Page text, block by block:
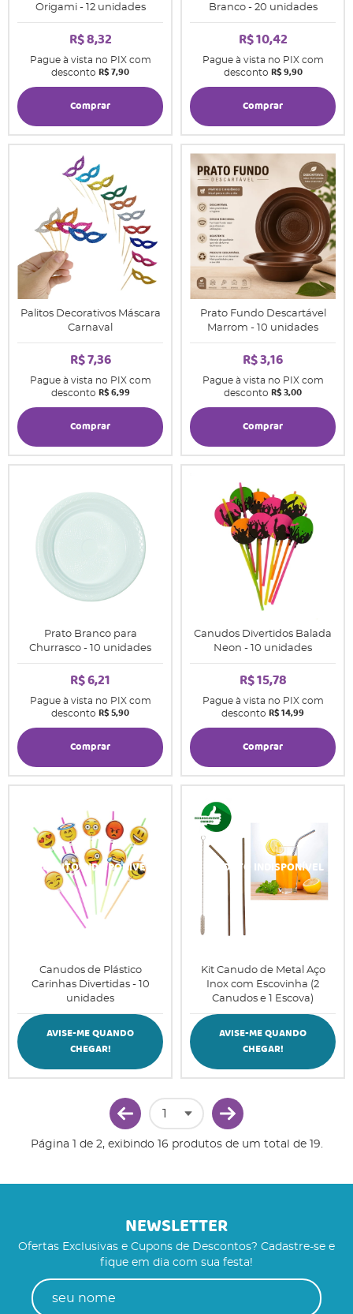
Origami - 12 unidades
R$ 8,32
Pague à vista no PIX com
desconto R$ 7,90
Comprar
Branco - 20 unidades
R$ 10,42
Pague à vista no PIX com
desconto R$ 9,90
Comprar
Palitos Decorativos Máscara
Carnaval
R$ 7,36
Pague à vista no PIX com
desconto R$ 6,99
Comprar
Prato Fundo Descartável
Marrom - 10 unidades
R$ 3,16
Pague à vista no PIX com
desconto R$ 3,00
Comprar
Prato Branco para
Churrasco - 10 unidades
R$ 6,21
Pague à vista no PIX com
desconto R$ 5,90
Comprar
Canudos Divertidos Balada
Neon - 10 unidades
R$ 15,78
Pague à vista no PIX com
desconto R$ 14,99
Comprar
Canudos de Plástico
Carinhas Divertidas - 10
unidades
AVISE-ME QUANDO
CHEGAR!
Kit Canudo de Metal Aço
Inox com Escovinha (2
Canudos e 1 Escova)
AVISE-ME QUANDO
CHEGAR!
Página 1 de 2, exibindo 16 produtos de um total de 19.
NEWSLETTER
Ofertas Exclusivas e Cupons de Descontos? Cadastre-se e
fique em dia com sua festa!